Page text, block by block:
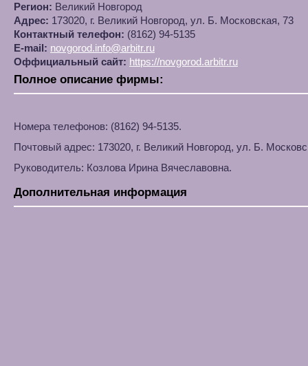
Регион: Великий Новгород
Адрес: 173020, г. Великий Новгород, ул. Б. Московская, 73
Контактный телефон: (8162) 94-5135
E-mail: novgorod.info@arbitr.ru
Оффициальный сайт: https://novgorod.arbitr.ru
Полное описание фирмы:
Номера телефонов: (8162) 94-5135.
Почтовый адрес: 173020, г. Великий Новгород, ул. Б.
Руководитель: Козлова Ирина Вячеславовна.
Дополнительная информация